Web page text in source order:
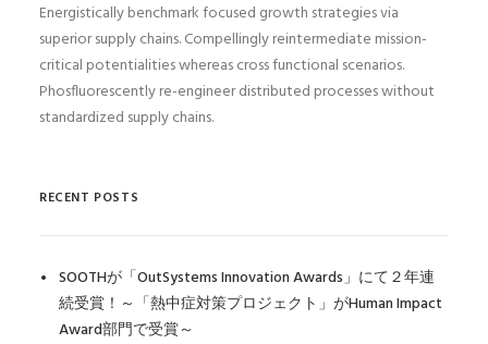
Energistically benchmark focused growth strategies via
superior supply chains. Compellingly reintermediate mission-
critical potentialities whereas cross functional scenarios.
Phosfluorescently re-engineer distributed processes without
standardized supply chains.
RECENT POSTS
SOOTHが「OutSystems Innovation Awards」にて２年連
続受賞！～「熱中症対策プロジェクト」がHuman Impact
Award部門で受賞～